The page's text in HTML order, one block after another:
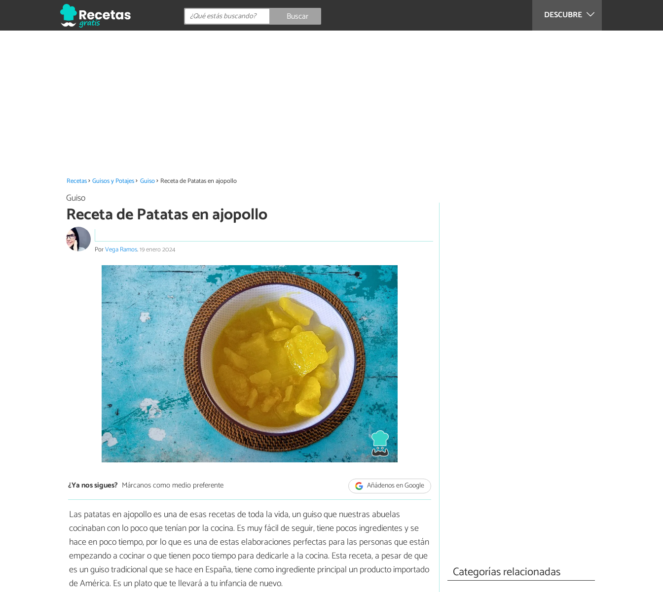
DESCUBRE
Buscar
Recetas Guisos y Potajes Guiso Receta de Patatas en ajopollo
Guiso
Receta de Patatas en ajopollo
PorVega Ramos.19 enero 2024
¿Ya nos sigues? Márcanos como medio preferente Añádenos en Google
Las patatas en ajopollo es una de esas recetas de toda la vida, un guiso que nuestras abuelas
cocinaban con lo poco que tenían por la cocina. Es muy fácil de seguir, tiene pocos ingredientes y se
hace en poco tiempo, por lo que es una de estas elaboraciones perfectas para las personas que están
empezando a cocinar o que tienen poco tiempo para dedicarle a la cocina. Esta receta, a pesar de que
es un guiso tradicional que se hace en España, tiene como ingrediente principal un producto importado
de América. Es un plato que te llevará a tu infancia de nuevo.
Categorías relacionadas